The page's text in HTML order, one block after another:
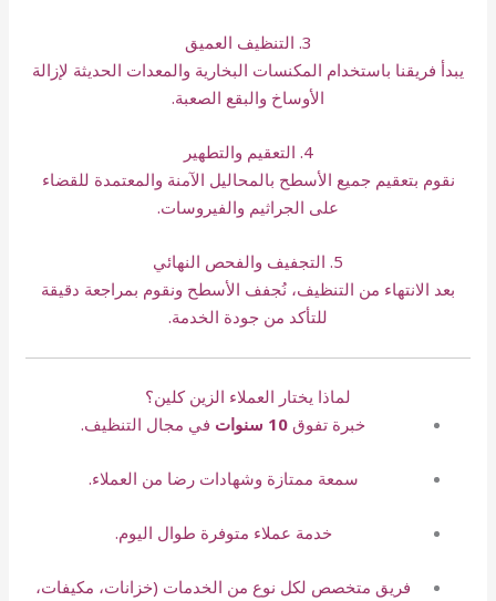
3. التنظيف العميق
يبدأ فريقنا باستخدام المكنسات البخارية والمعدات الحديثة لإزالة
الأوساخ والبقع الصعبة.
4. التعقيم والتطهير
نقوم بتعقيم جميع الأسطح بالمحاليل الآمنة والمعتمدة للقضاء
على الجراثيم والفيروسات.
5. التجفيف والفحص النهائي
بعد الانتهاء من التنظيف، نُجفف الأسطح ونقوم بمراجعة دقيقة
للتأكد من جودة الخدمة.
لماذا يختار العملاء الزين كلين؟
خبرة تفوق 10 سنوات في مجال التنظيف.
سمعة ممتازة وشهادات رضا من العملاء.
خدمة عملاء متوفرة طوال اليوم.
فريق متخصص لكل نوع من الخدمات (خزانات، مكيفات،